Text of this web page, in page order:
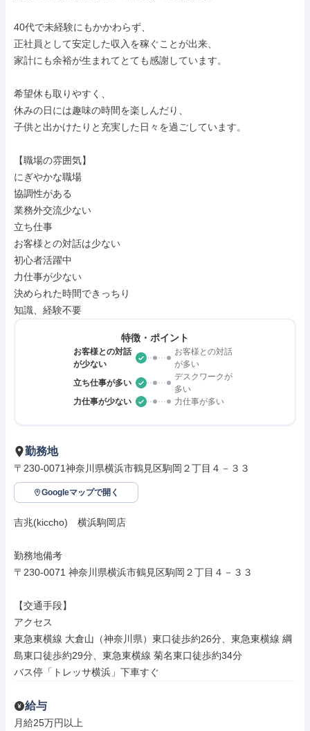
40代で未経験にもかかわらず、
正社員として安定した収入を稼ぐことが出来、
家計にも余裕が生まれてとても感謝しています。
希望休も取りやすく、
休みの日には趣味の時間を楽しんだり、
子供と出かけたりと充実した日々を過ごしています。
【職場の雰囲気】
にぎやかな職場
協調性がある
業務外交流少ない
立ち仕事
お客様との対話は少ない
初心者活躍中
力仕事が少ない
決められた時間できっちり
知識、経験不要
特徴・ポイント
お客様との対話
が少ない
お客様との対話
が多い
立ち仕事が多い
デスクワークが
多い
力仕事が少ない
力仕事が多い
勤務地
〒230-0071神奈川県横浜市鶴見区駒岡２丁目４－３３
Googleマップで開く
吉兆(kiccho)　横浜駒岡店
勤務地備考
〒230-0071 神奈川県横浜市鶴見区駒岡２丁目４－３３
【交通手段】
アクセス
東急東横線 大倉山（神奈川県）東口徒歩約26分、東急東横線 綱
島東口徒歩約29分、東急東横線 菊名東口徒歩約34分
バス停「トレッサ横浜」下車すぐ
給与
月給25万円以上